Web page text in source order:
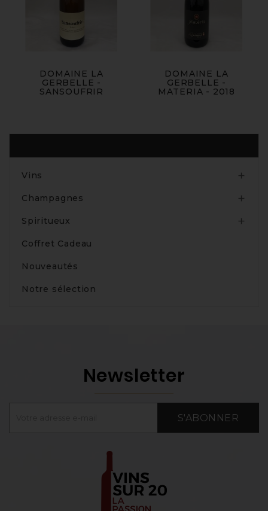
DOMAINE LA
GERBELLE -
SANSOUFRIR
DOMAINE LA
GERBELLE -
MATERIA - 2018
Vins 
Champagnes 
Spiritueux 
Coffret Cadeau
Nouveautés
Notre sélection
Newsletter
S'ABONNER